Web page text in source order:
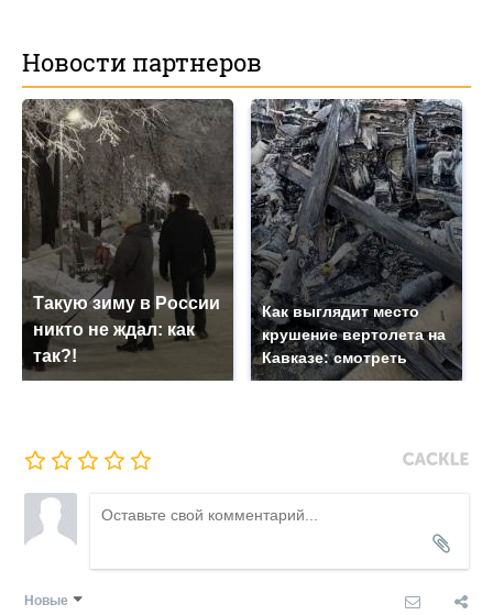
Новости партнеров
Такую зиму в России
никто не ждал: как
так?!
Как выглядит место
крушение вертолета на
Кавказе: смотреть
Новые